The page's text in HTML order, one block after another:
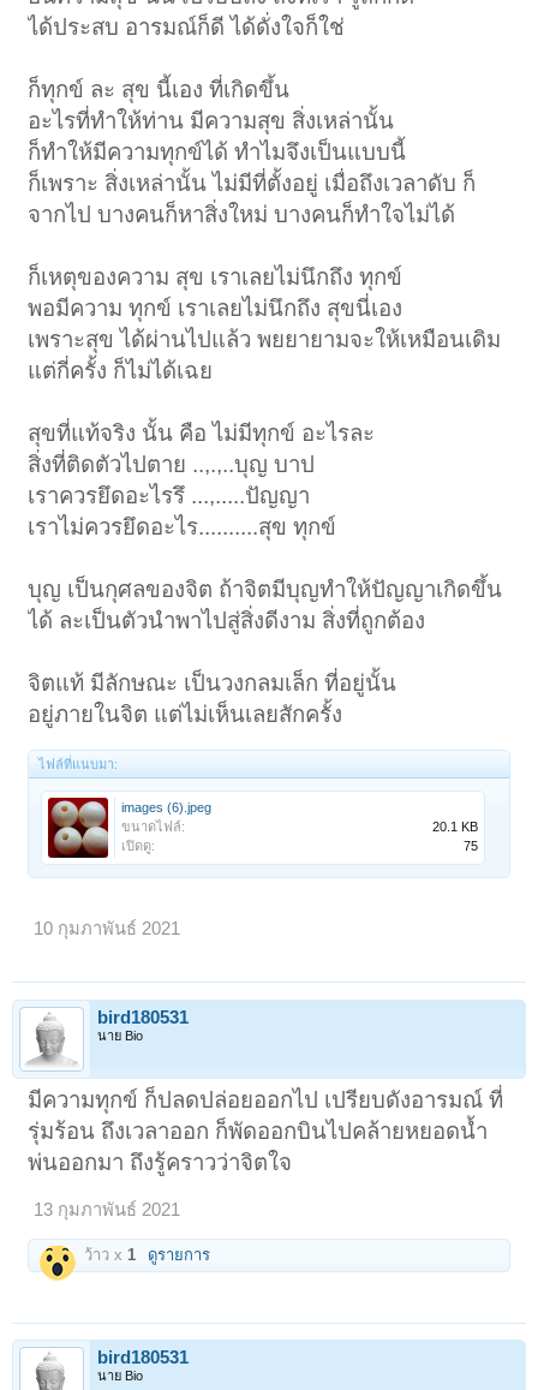
ได้ประสบ อารมณ์ก็ดี ได้ดั่งใจก็ใช่
ก็ทุกข์ ละ สุข นี้เอง ที่เกิดขึ้น
อะไรที่ทำให้ท่าน มีความสุข สิ่งเหล่านั้น
ก็ทำให้มีความทุกข์ได้ ทำไมจึงเป็นแบบนี้
ก็เพราะ สิ่งเหล่านั้น ไม่มีที่ตั้งอยู่ เมื่อถึงเวลาดับ ก็
จากไป บางคนก็หาสิ่งใหม่ บางคนก็ทำใจไม่ได้
ก็เหตุของความ สุข เราเลยไม่นึกถึง ทุกข์
พอมีความ ทุกข์ เราเลยไม่นึกถึง สุขนี่เอง
เพราะสุข ได้ผ่านไปแล้ว พยยายามจะให้เหมือนเดิม
แต่กี่ครั้ง ก็ไม่ได้เฉย
สุขที่แท้จริง นั้น คือ ไม่มีทุกข์ อะไรละ
สิ่งที่ติดตัวไปตาย ..,.,..บุญ บาป
เราควรยึดอะไรรึ ...,.....ปัญญา
เราไม่ควรยึดอะไร..........สุข ทุกข์
บุญ เป็นกุศลของจิต ถ้าจิตมีบุญทำให้ปัญญาเกิดขึ้น
ได้ ละเป็นตัวนำพาไปสู่สิ่งดีงาม สิ่งที่ถูกต้อง
จิตแท้ มีลักษณะ เป็นวงกลมเล็ก ที่อยู่นั้น
อยู่ภายในจิต แต่ไม่เห็นเลยสักครั้ง
ไฟล์ที่แนบมา:
images (6).jpeg
ขนาดไฟล์:
20.1 KB
เปิดดู:
75
10 กุมภาพันธ์ 2021
bird180531
นาย Bio
มีความทุกข์ ก็ปลดปล่อยออกไป เปรียบดังอารมณ์ ที่
รุ่มร้อน ถึงเวลาออก ก็พัดออกบินไปคล้ายหยอดน้ำ
พ่นออกมา ถึงรู้คราวว่าจิตใจ
13 กุมภาพันธ์ 2021
ว้าว x 1 ดูรายการ
bird180531
นาย Bio